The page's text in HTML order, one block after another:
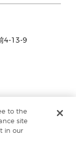
4-13-9
to the
site
in our